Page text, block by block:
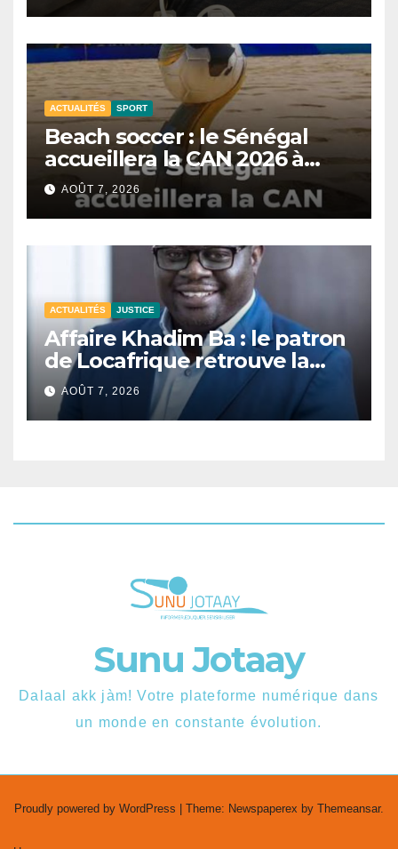
ACTUALITÉS SPORT
Beach soccer : le Sénégal
accueillera la CAN 2026 à
Dakar.
AOÛT 7, 2026
ACTUALITÉS JUSTICE
Affaire Khadim Ba : le patron
de Locafrique retrouve la
liberté.
AOÛT 7, 2026
Sunu Jotaay
Dalaal akk jàm! Votre plateforme numérique dans
un monde en constante évolution.
Proudly powered by WordPress Theme: Newspaperex by Themeansar.